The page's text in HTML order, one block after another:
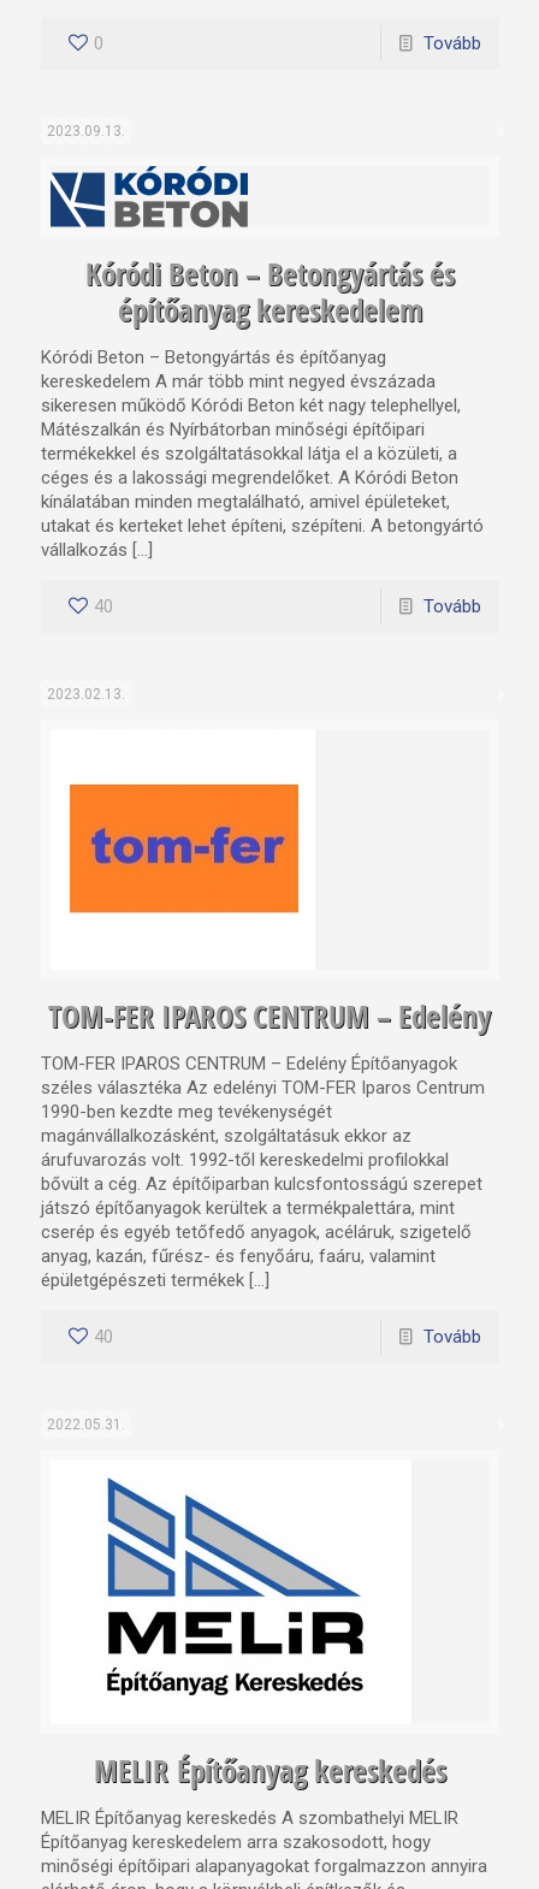
0 Tovább
2023.09.13.
Kóródi Beton – Betongyártás és
építőanyag kereskedelem
Kóródi Beton – Betongyártás és építőanyag
kereskedelem A már több mint negyed évszázada
sikeresen működő Kóródi Beton két nagy telephellyel,
Mátészalkán és Nyírbátorban minőségi építőipari
termékekkel és szolgáltatásokkal látja el a közületi, a
céges és a lakossági megrendelőket. A Kóródi Beton
kínálatában minden megtalálható, amivel épületeket,
utakat és kerteket lehet építeni, szépíteni. A betongyártó
vállalkozás […]
40 Tovább
2023.02.13.
TOM-FER IPAROS CENTRUM – Edelény
TOM-FER IPAROS CENTRUM – Edelény Építőanyagok
széles választéka Az edelényi TOM-FER Iparos Centrum
1990-ben kezdte meg tevékenységét
magánvállalkozásként, szolgáltatásuk ekkor az
árufuvarozás volt. 1992-től kereskedelmi profilokkal
bővült a cég. Az építőiparban kulcsfontosságú szerepet
játszó építőanyagok kerültek a termékpalettára, mint
cserép és egyéb tetőfedő anyagok, acéláruk, szigetelő
anyag, kazán, fűrész- és fenyőáru, faáru, valamint
épületgépészeti termékek […]
40 Tovább
2022.05.31.
MELIR Építőanyag kereskedés
MELIR Építőanyag kereskedés A szombathelyi MELIR
Építőanyag kereskedelem arra szakosodott, hogy
minőségi építőipari alapanyagokat forgalmazzon annyira